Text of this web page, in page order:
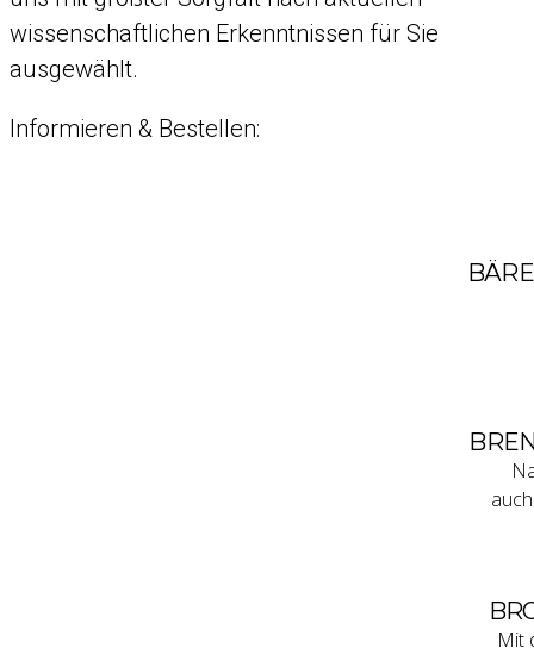
wissenschaftlichen Erkenntnissen für Sie
ausgewählt.
Informieren & Bestellen:
Mit